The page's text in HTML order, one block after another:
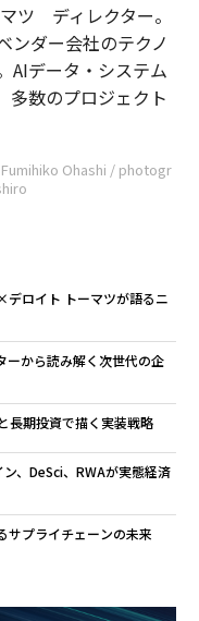
ツ ディレクター。
ンダー会社のテクノ
AIデータ・システム
多数のプロジェクト
Ohashi / photogr
デロイト トーマツが語るニ
から読み解く次世代の企
長期投資で描く実装戦略
ン、DeSci、RWAが実態経済
サプライチェーンの未来